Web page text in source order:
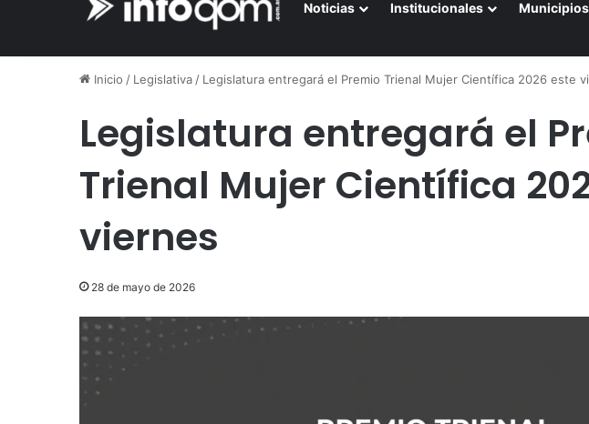
Noticias Institucionales Municipios
Inicio / Legislativa / Legislatura entregará el Premio Trienal Mujer Científica 2026 este
Legislatura entregará el
Trienal Mujer Científica
viernes
28 de mayo de 2026